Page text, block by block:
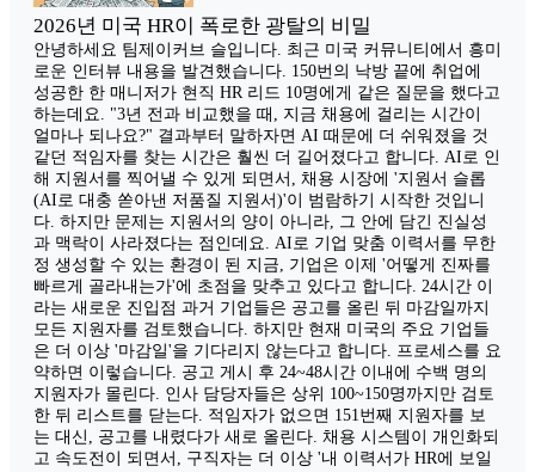
2026년 미국 HR이 폭로한 광탈의 비밀
안녕하세요 팀제이커브 슬입니다. 최근 미국 커뮤니티에서 흥미
로운 인터뷰 내용을 발견했습니다. 150번의 낙방 끝에 취업에
성공한 한 매니저가 현직 HR 리드 10명에게 같은 질문을 했다고
하는데요. "3년 전과 비교했을 때, 지금 채용에 걸리는 시간이
얼마나 되나요?" 결과부터 말하자면 AI 때문에 더 쉬워졌을 것
같던 적임자를 찾는 시간은 훨씬 더 길어졌다고 합니다. AI로 인
해 지원서를 찍어낼 수 있게 되면서, 채용 시장에 '지원서 슬롭
(AI로 대충 쏟아낸 저품질 지원서)'이 범람하기 시작한 것입니
다. 하지만 문제는 지원서의 양이 아니라, 그 안에 담긴 진실성
과 맥락이 사라졌다는 점인데요. AI로 기업 맞춤 이력서를 무한
정 생성할 수 있는 환경이 된 지금, 기업은 이제 '어떻게 진짜를
빠르게 골라내는가'에 초점을 맞추고 있다고 합니다. 24시간 이
라는 새로운 진입점 과거 기업들은 공고를 올린 뒤 마감일까지
모든 지원자를 검토했습니다. 하지만 현재 미국의 주요 기업들
은 더 이상 '마감일'을 기다리지 않는다고 합니다. 프로세스를 요
약하면 이렇습니다. 공고 게시 후 24~48시간 이내에 수백 명의
지원자가 몰린다. 인사 담당자들은 상위 100~150명까지만 검토
한 뒤 리스트를 닫는다. 적임자가 없으면 151번째 지원자를 보
는 대신, 공고를 내렸다가 새로 올린다. 채용 시스템이 개인화되
고 속도전이 되면서, 구직자는 더 이상 '내 이력서가 HR에 보일